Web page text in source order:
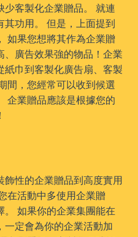
客製化企業贈品。 就連
功用。 但是，上面提到
如果您想將其作為企業贈
廣告效果強的物品！企業
巾到客製化廣告扇、客製
間，您經常可以收到候選
企業贈品應該是根據您的
性的企業贈品到高度實用
在活動中多使用企業贈
如果你的企業集團能在
定會為你的企業活動加